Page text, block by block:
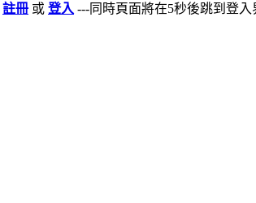
註冊 或 登入 ---同時頁面將在5秒後跳到登入